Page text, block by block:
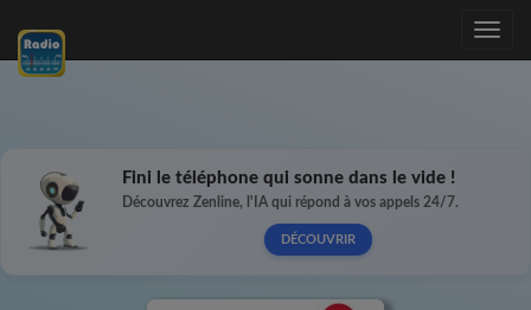
Toggle
Fini le téléphone qui sonne dans le vide !
Découvrez Zenline, l'IA qui répond à vos appels 24/7.
DÉCOUVRIR